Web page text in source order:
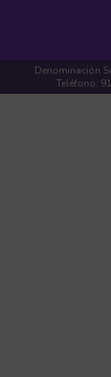
Denominación
Teléfono: